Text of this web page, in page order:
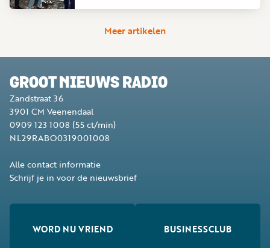
Meer artikelen
GROOT NIEUWS RADIO
Zandstraat 36
3901 CM Veenendaal
0909 123 1008 (55 ct/min)
NL29RABO0319001008
Alle contact informatie
Schrijf je in voor de nieuwsbrief
WORD NU VRIEND BUSINESSCLUB